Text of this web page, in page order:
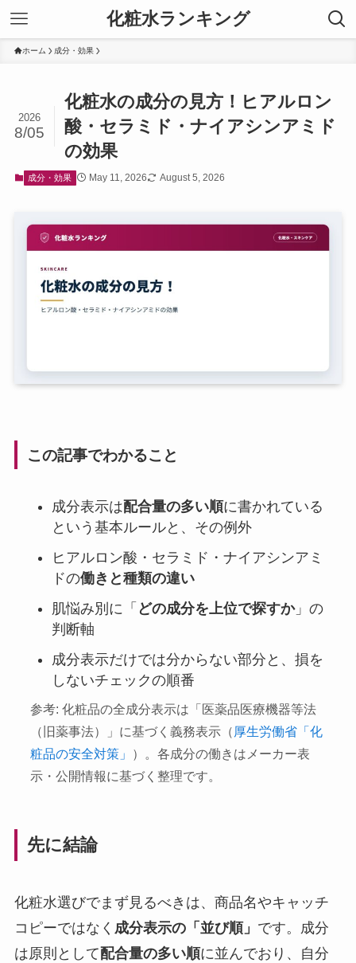
化粧水ランキング
ホーム 成分・効果
化粧水の成分の見方！ヒアルロン
酸・セラミド・ナイアシンアミド
の効果
2026
8/05
成分・効果 May 11, 2026 August 5, 2026
この記事でわかること
成分表示は配合量の多い順に書かれている
という基本ルールと、その例外
ヒアルロン酸・セラミド・ナイアシンアミ
ドの働きと種類の違い
肌悩み別に「 どの成分を上位で探すか」の
判断軸
成分表示だけでは分からない部分と、損を
しないチェックの順番
参考: 化粧品の全成分表示は「医薬品医療機器等法
（旧薬事法）」に基づく義務表示（厚生労働省「化
粧品の安全対策」
）。各成分の働きはメーカー表
示・公開情報に基づく整理です。
先に結論
化粧水選びでまず見るべきは、商品名やキャッチ
コピーではなく 成分表示の「並び順」 です。成分
は原則として配合量の多い順に並んでおり、自分